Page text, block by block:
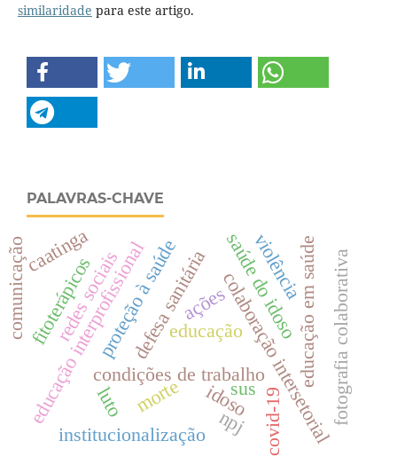
similaridade para este artigo.
PALAVRAS-CHAVE
condições de trabalhocolaboração intersetorial
educação interprofissional educação em saúde
covid-19
idoso
defesa sanitária
proteção à saúde
redes sociais
fitoterápicos educação
morte
luto
npj
saúde do idoso
institucionalização
violência
comunicação fotografia colaborativa
ações
sus
caatinga